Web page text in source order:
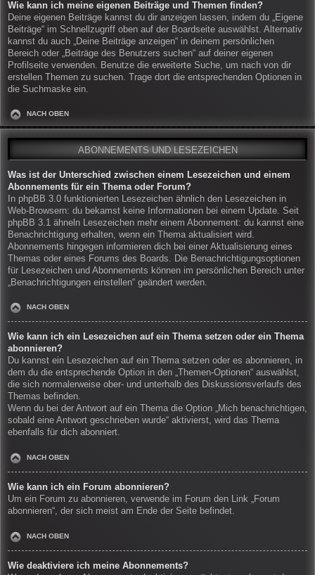
Wie kann ich meine eigenen Beiträge und Themen finden?
Deine eigenen Beiträge kannst du dir anzeigen lassen, indem du „Eigene
Beiträge“ im Schnellzugriff oben auf der Boardseite auswählst. Alternativ
kannst du auch „Deine Beiträge anzeigen“ in deinem persönlichen
Bereich oder „Beiträge des Benutzers suchen“ auf deiner eigenen
Profilseite verwenden. Benutze die erweiterte Suche, um nach von dir
erstellen Themen zu suchen. Trage dort die entsprechenden Optionen in
die Suchmaske ein.
NACH OBEN
ABONNEMENTS UND LESEZEICHEN
Was ist der Unterschied zwischen einem Lesezeichen und einem
Abonnements für ein Thema oder Forum?
In phpBB 3.0 funktionierten Lesezeichen ähnlich den Lesezeichen in
Web-Browsern: du bekamst keine Informationen bei einem Update. Seit
phpBB 3.1 ähneln Lesezeichen mehr einem Abonnement: du kannst eine
Benachrichtigung erhalten, wenn ein Thema aktualisiert wird.
Abonnements hingegen informieren dich bei einer Aktualisierung eines
Themas oder eines Forums des Boards. Die Benachrichtigungsoptionen
für Lesezeichen und Abonnements können im persönlichen Bereich unter
„Benachrichtigungen einstellen“ geändert werden.
NACH OBEN
Wie kann ich ein Lesezeichen auf ein Thema setzen oder ein Thema
abonnieren?
Du kannst ein Lesezeichen auf ein Thema setzen oder es abonnieren, in
dem du die entsprechende Option in den „Themen-Optionen“ auswählst,
die sich normalerweise ober- und unterhalb des Diskussionsverlaufs des
Themas befinden.
Wenn du bei der Antwort auf ein Thema die Option „Mich benachrichtigen,
sobald eine Antwort geschrieben wurde“ aktivierst, wird das Thema
ebenfalls für dich abonniert.
NACH OBEN
Wie kann ich ein Forum abonnieren?
Um ein Forum zu abonnieren, verwende im Forum den Link „Forum
abonnieren“, der sich meist am Ende der Seite befindet.
NACH OBEN
Wie deaktiviere ich meine Abonnements?